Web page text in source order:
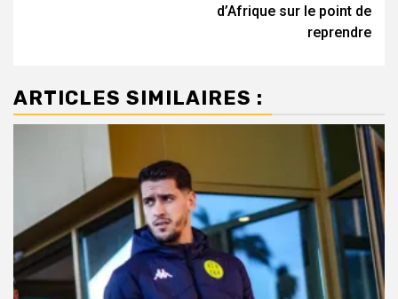
d’Afrique sur le point de
reprendre
ARTICLES SIMILAIRES :